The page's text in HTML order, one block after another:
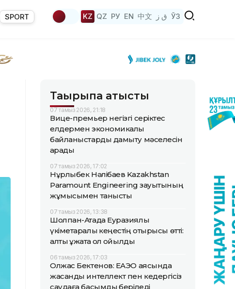
SPORT KZ QZ РУ EN 中文 ق ز ЎЗ
Тақырыпқа қатысты
07 тамыз 2026, 21:18
Вице-премьер негізгі серіктес
елдермен экономикалық
байланыстарды дамыту мәселесін
қарады
07 тамыз 2026, 17:02
Нұрлыбек Нәлібаев Kazakhstan
Paramount Engineering зауытының
жұмысымен танысты
07 тамыз 2026, 13:38
Шолпан-Атада Еуразиялық
үкіметаралық кеңестің отырысы өтті:
алты құжатқа қол қойылды
06 тамыз 2026, 17:03
Олжас Бектенов: ЕАЭО аясында
жасанды интеллект пен кедергісіз
саудаға басымдық беріледі